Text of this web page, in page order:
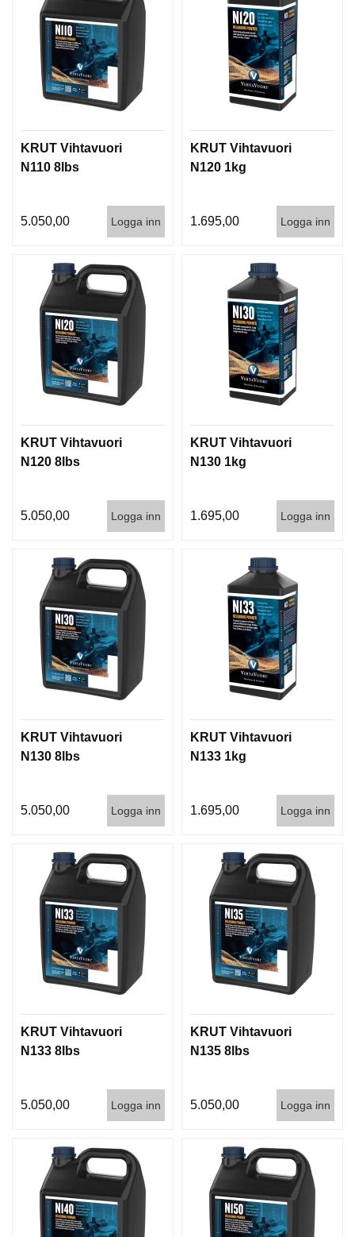
KRUT Vihtavuori
N110 8lbs
5.050,00 Logga inn
KRUT Vihtavuori
N120 1kg
1.695,00 Logga inn
KRUT Vihtavuori
N120 8lbs
5.050,00 Logga inn
KRUT Vihtavuori
N130 1kg
1.695,00 Logga inn
KRUT Vihtavuori
N130 8lbs
5.050,00 Logga inn
KRUT Vihtavuori
N133 1kg
1.695,00 Logga inn
KRUT Vihtavuori
N133 8lbs
5.050,00 Logga inn
KRUT Vihtavuori
N135 8lbs
5.050,00 Logga inn